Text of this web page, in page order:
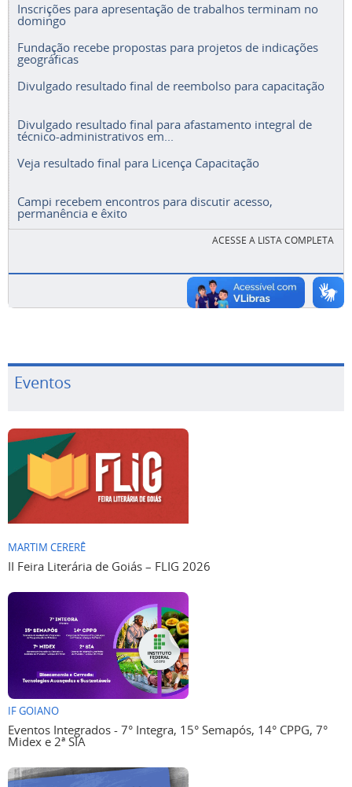
Inscrições para apresentação de trabalhos terminam no
domingo
Fundação recebe propostas para projetos de indicações
geográficas
Divulgado resultado final de reembolso para capacitação
Divulgado resultado final para afastamento integral de
técnico-administrativos em...
Veja resultado final para Licença Capacitação
Campi recebem encontros para discutir acesso,
permanência e êxito
ACESSE A LISTA COMPLETA
Eventos
MARTIM CERERÊ
II Feira Literária de Goiás – FLIG 2026
IF GOIANO
Eventos Integrados - 7° Integra, 15° Semapós, 14° CPPG, 7°
Midex e 2ª SIA